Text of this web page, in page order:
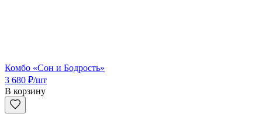
Комбо «Сон и Бодрость»
3 680 ₽/шт
В корзину